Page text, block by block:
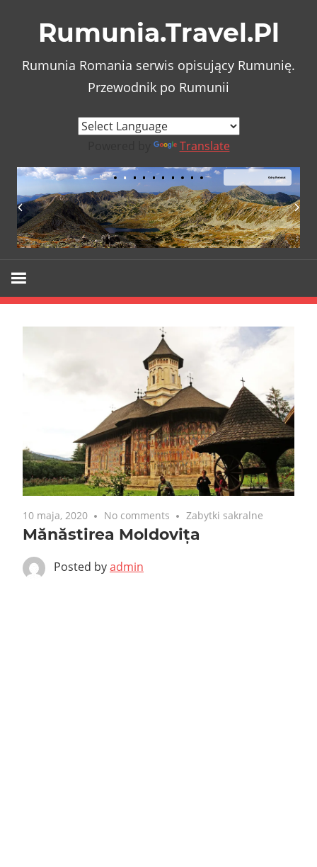
Rumunia.Travel.Pl
Rumunia Romania serwis opisujący Rumunię.
Przewodnik po Rumunii
Translate
Góry Retezat
10 maja, 2020 No comments Zabytki sakralne
Mănăstirea Moldovița
Posted byadmin